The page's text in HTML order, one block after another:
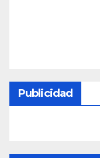
Publicidad